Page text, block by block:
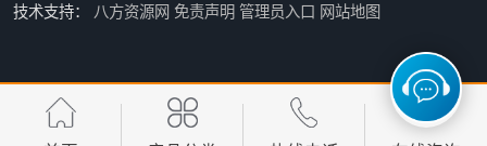
中国澳门固定式登车桥 灵活性高 使用寿命长
技术支持： 八方资源网 免责声明 管理员入口 网站地图